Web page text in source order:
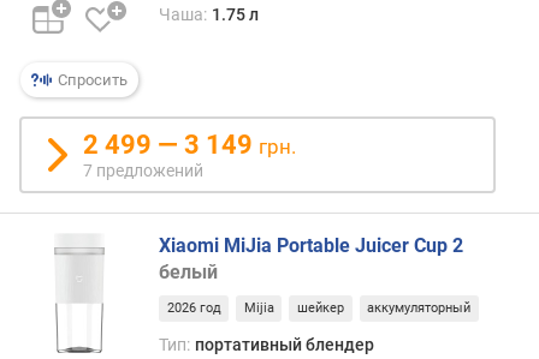
п
о
т
з
ы
в
а
м
д
а
Спросить
Чаша: 1.75 л
2 499 — 3 149 грн.
7 предложений
Xiaomi MiJia Portable Juicer Cup 2
белый
2026 год Mijia шейкер аккумуляторный
Тип: портативный блендер